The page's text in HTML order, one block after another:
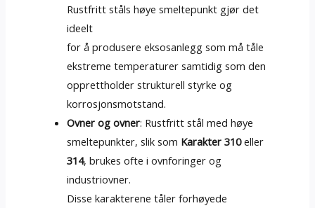
Rustfritt ståls høye smeltepunkt gjør det
ideelt
for å produsere eksosanlegg som må tåle
ekstreme temperaturer samtidig som den
opprettholder strukturell styrke og
korrosjonsmotstand.
Ovner og ovner: Rustfritt stål med høye
smeltepunkter, slik som Karakter 310eller
314, brukes ofte i ovnforinger og
industriovner.
Disse karakterene tåler forhøyede